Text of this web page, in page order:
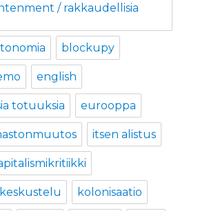
/ rakkaudellisia
blockupy
english
totuuksia eurooppa
itsen alistus
keskustelu kolonisaatio